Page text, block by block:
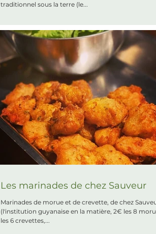
traditionnel sous la terre (le...
Les marinades de chez Sauveur
Marinades de morue et de crevette, de chez Sauveur
(l'institution guyanaise en la matière, 2€ les 8 morues, 2€
les 6 crevettes,...